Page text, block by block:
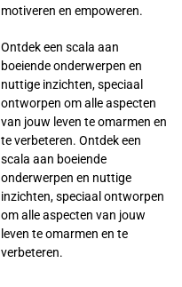
motiveren en empoweren.
Ontdek een scala aan
boeiende onderwerpen en
nuttige inzichten, speciaal
ontworpen om alle aspecten
van jouw leven te omarmen en
te verbeteren. Ontdek een
scala aan boeiende
onderwerpen en nuttige
inzichten, speciaal ontworpen
om alle aspecten van jouw
leven te omarmen en te
verbeteren.